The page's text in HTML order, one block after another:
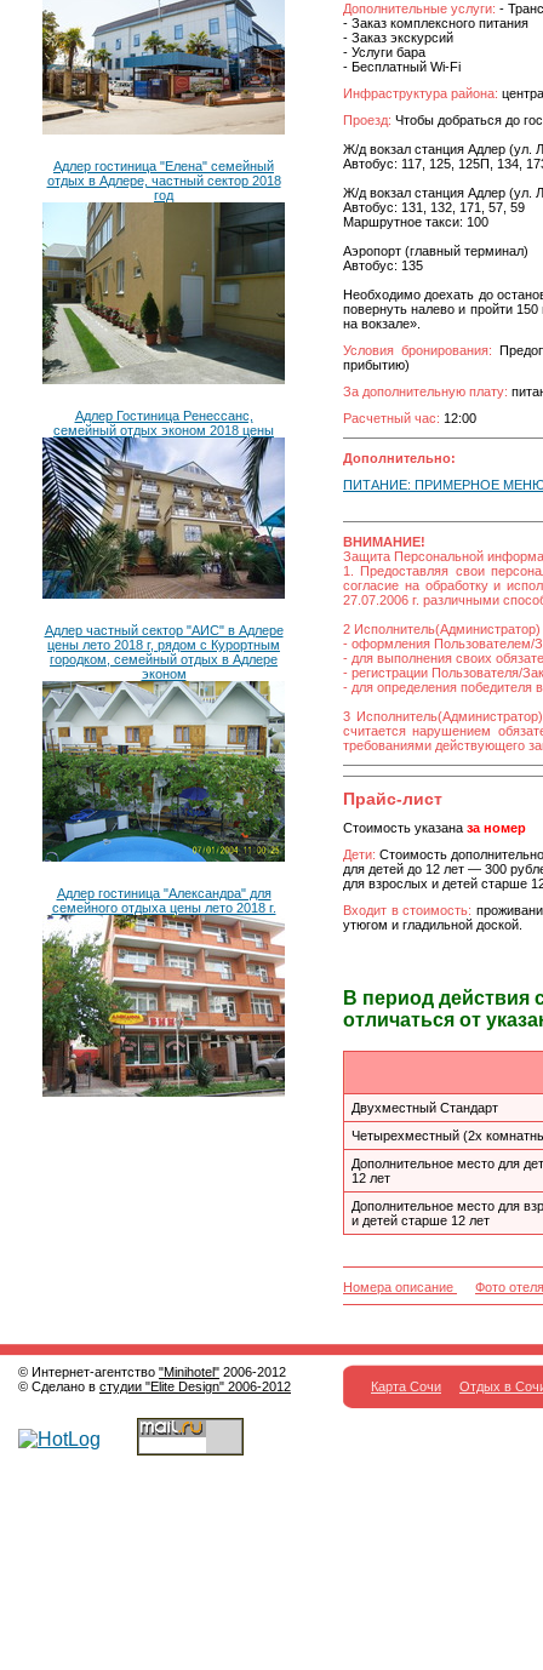
Адлер гостиница "Елена" семейный
отдых в Адлере, частный сектор 2018
год
Адлер Гостиница Ренессанс,
семейный отдых эконом 2018 цены
Адлер частный сектор "АИС" в Адлере
цены лето 2018 г, рядом с Курортным
городком, семейный отдых в Адлере
эконом
Адлер гостиница "Александра" для
семейного отдыха цены лето 2018 г.
Дополнительные услуги: -
- Заказ комплексного питания
- Заказ экскурсий
- Услуги бара
- Бесплатный Wi-Fi
Инфраструктура района:
Проезд: Чтобы добраться до
Ж/д вокзал станция Адлер (ул.
Автобус: 117, 125, 125П, 134,
Ж/д вокзал станция Адлер (ул.
Автобус: 131, 132, 171, 57, 59
Маршрутное такси: 100
Аэропорт (главный терминал)
Автобус: 135
Необходимо доехать до
повернуть налево и пройти
на вокзале».
Условия бронирования:
прибытию)
За дополнительную плату:
Расчетный час: 12:00
Дополнительно:
ПИТАНИЕ: ПРИМЕРНОЕ МЕНЮ
ВНИМАНИЕ!
Защита Персональной
1. Предоставляя свои
согласие на обработку и
27.07.2006 г. различными
2
- оформления Пользователем/
- для выполнения своих
- регистрации Пользователя/
- для определения победителя
3
считается нарушением
требованиями действующего
Прайс-лист
Стоимость указана за номер
Дети: Стоимость
для детей до 12 лет — 300
для взрослых и детей старше
Входит в стоимость:
утюгом и гладильной доской.
В период действия
отличаться от
Двухместный Стандарт
Четырехместный (2х
Дополнительное место для
12 лет
Дополнительное место для
и детей старше 12 лет
Номера описание Фото отеля
© Интернет-агентство "Minihotel" 2006-2012
© Сделано в студии "Elite Design" 2006-2012 Карта Сочи Отдых в